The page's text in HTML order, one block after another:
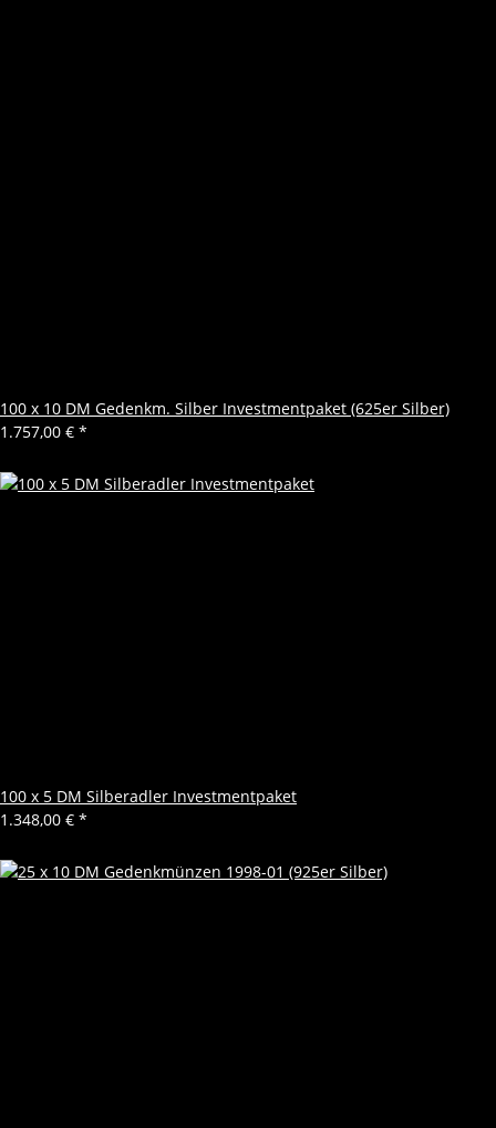
100 x 10 DM Gedenkm. Silber Investmentpaket (625er Silber)
1.757,00 € *
100 x 5 DM Silberadler Investmentpaket
1.348,00 € *